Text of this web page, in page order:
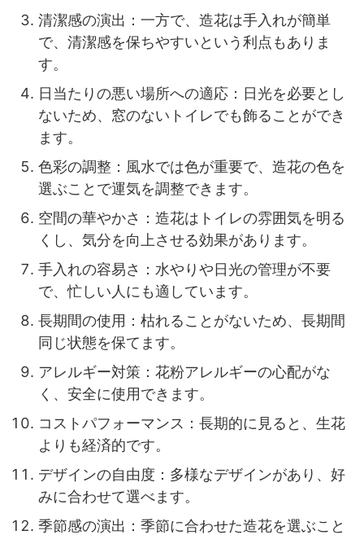
清潔感の演出：一方で、造花は手入れが簡単
で、清潔感を保ちやすいという利点もありま
す。
日当たりの悪い場所への適応：日光を必要とし
ないため、窓のないトイレでも飾ることができ
ます。
色彩の調整：風水では色が重要で、造花の色を
選ぶことで運気を調整できます。
空間の華やかさ：造花はトイレの雰囲気を明る
くし、気分を向上させる効果があります。
手入れの容易さ：水やりや日光の管理が不要
で、忙しい人にも適しています。
長期間の使用：枯れることがないため、長期間
同じ状態を保てます。
アレルギー対策：花粉アレルギーの心配がな
く、安全に使用できます。
コストパフォーマンス：長期的に見ると、生花
よりも経済的です。
デザインの自由度：多様なデザインがあり、好
みに合わせて選べます。
季節感の演出：季節に合わせた造花を選ぶこと